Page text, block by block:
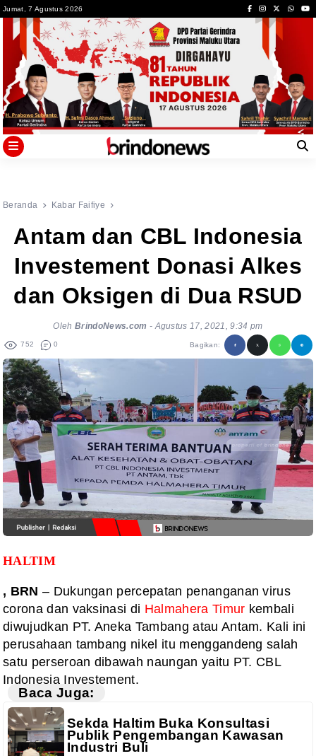
toJumat, 7 Agustus 2026
Beranda Kabar Faifiye
Antam dan CBL Indonesia
Investement Donasi Alkes
dan Oksigen di Dua RSUD
OlehBrindoNews.com - Agustus 17, 2021, 9:34 pm
752 0 Bagikan:
HALTIM
, BRN – Dukungan percepatan penanganan virus
corona dan vaksinasi di Halmahera Timur kembali
diwujudkan PT. Aneka Tambang atau Antam. Kali ini
perusahaan tambang nikel itu menggandeng salah
satu perseroan dibawah naungan yaitu PT. CBL
Indonesia Investement.
Baca Juga:
Sekda Haltim Buka Konsultasi
Publik Pengembangan Kawasan
Industri Buli